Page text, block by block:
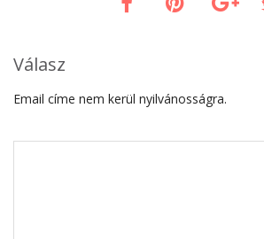
Válasz
Email címe nem kerül nyilvánosságra.